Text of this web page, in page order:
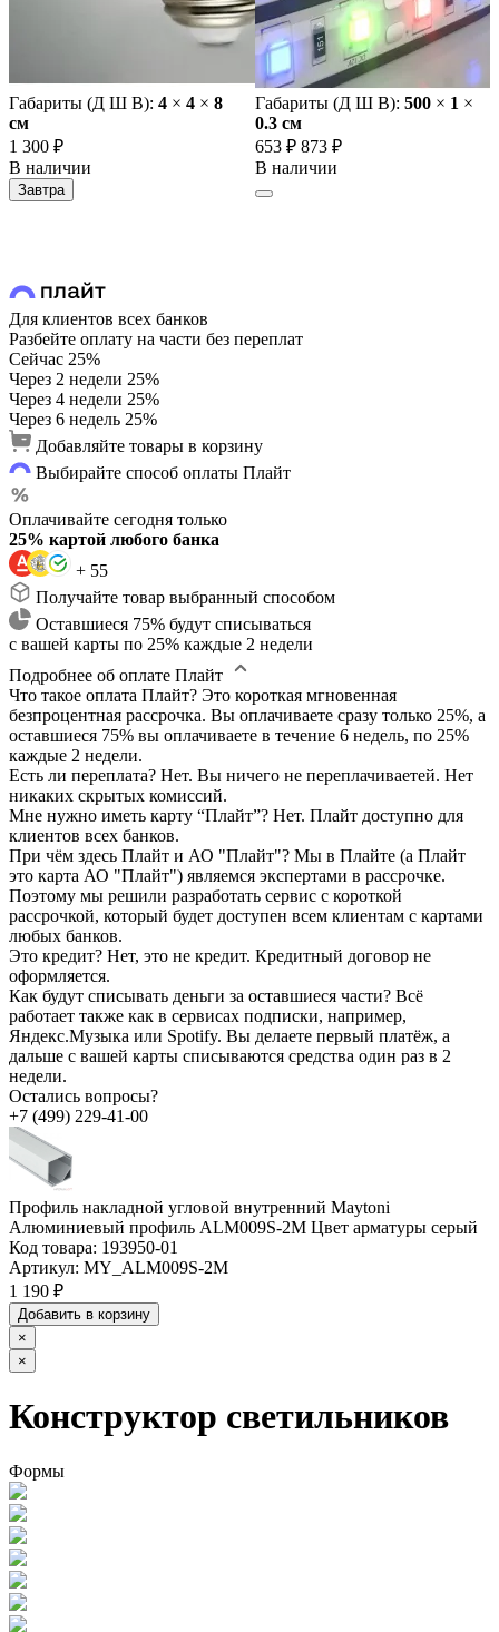
Габариты (Д Ш В): 4 × 4 × 8
cм
1 300 ₽
В наличии
Завтра
Габариты (Д Ш В): 500 × 1 ×
0.3 cм
653 ₽ 873 ₽
В наличии
Для клиентов всех банков
Разбейте оплату на части без переплат
Сейчас 25%
Через 2 недели 25%
Через 4 недели 25%
Через 6 недель 25%
Добавляйте товары в корзину
Выбирайте способ оплаты Плайт
Оплачивайте сегодня только
25% картой любого банка
+ 55
Получайте товар выбранный способом
Оставшиеся 75% будут списываться
с вашей карты по 25% каждые 2 недели
Подробнее об оплате Плайт
Что такое оплата Плайт? Это короткая мгновенная
безпроцентная рассрочка. Вы оплачиваете сразу только 25%, а
оставшиеся 75% вы оплачиваете в течение 6 недель, по 25%
каждые 2 недели.
Есть ли переплата? Нет. Вы ничего не переплачиваетей. Нет
никаких скрытых комиссий.
Мне нужно иметь карту “Плайт”? Нет. Плайт доступно для
клиентов всех банков.
При чём здесь Плайт и АО "Плайт"? Мы в Плайте (а Плайт
это карта АО "Плайт") являемся экспертами в рассрочке.
Поэтому мы решили разработать сервис с короткой
рассрочкой, который будет доступен всем клиентам с картами
любых банков.
Это кредит? Нет, это не кредит. Кредитный договор не
оформляется.
Как будут списывать деньги за оставшиеся части? Всё
работает также как в сервисах подписки, например,
Яндекс.Музыка или Spotify. Вы делаете первый платёж, а
дальше с вашей карты списываются средства один раз в 2
недели.
Остались вопросы?
+7 (499) 229-41-00
Профиль накладной угловой внутренний Maytoni
Алюминиевый профиль ALM009S-2M Цвет арматуры серый
Код товара: 193950-01
Артикул: MY_ALM009S-2M
1 190 ₽
Добавить в корзину
×
×
Конструктор светильников
Формы